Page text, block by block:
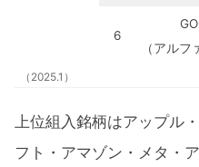
6
（アルフ
（2025.1）
上位組入銘柄はアップル
フト・アマゾン・メタ・